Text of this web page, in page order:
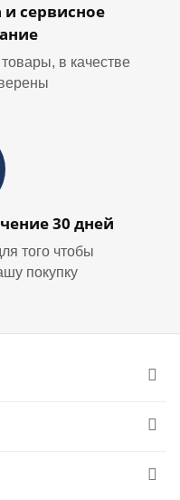
и сервисное
в качестве
30 дней
того чтобы
покупку